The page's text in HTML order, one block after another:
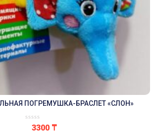
ПОГРЕМУШКА-БРАСЛЕТ «СЛОН»
3300 ₸